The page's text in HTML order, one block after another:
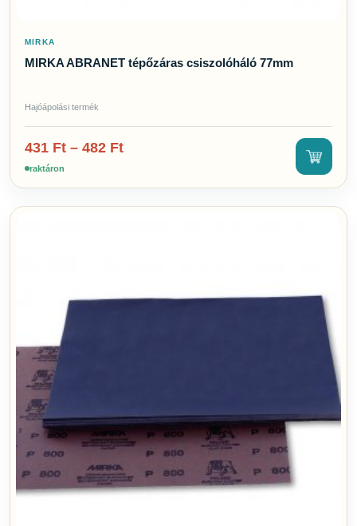
MIRKA
MIRKA ABRANET tépőzáras csiszolóháló 77mm
Hajóápolási termék
431 Ft – 482 Ft
raktáron